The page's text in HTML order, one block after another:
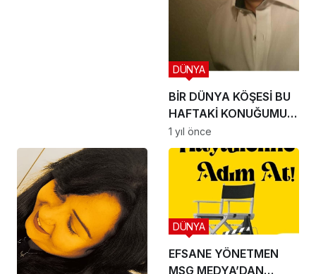
BİR DÜNYA KÖŞESİ BU
HAFTAKİ KONUĞUMUZ
İLE SÖYLEŞİMİZ
DÜNYA
1 yıl önce
EFSANE YÖNETMEN
MSG MEDYA’DAN
DÜNYA